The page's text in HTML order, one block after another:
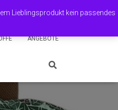
Lieblingsprodukt kein passendes
English (UK) Deutsch
ANGEBOTE